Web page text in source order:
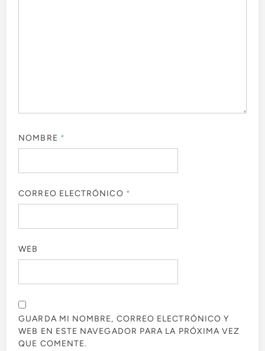
NOMBRE *
CORREO ELECTRÓNICO *
WEB
GUARDA MI NOMBRE, CORREO ELECTRÓNICO Y
WEB EN ESTE NAVEGADOR PARA LA PRÓXIMA VEZ
QUE COMENTE.